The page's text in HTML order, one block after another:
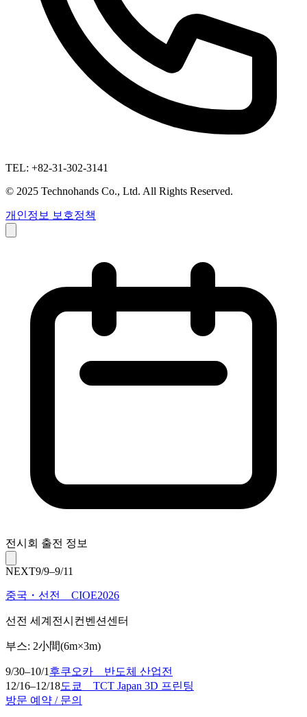
TEL: +82-31-302-3141
© 2025 Technohands Co., Ltd. All Rights Reserved.
개인정보 보호정책
전시회 출전 정보
NEXT9/9–9/11
중국・선전 CIOE2026
선전 세계전시컨벤션센터
부스: 2小間(6m×3m)
9/30–10/1 후쿠오카 반도체 산업전
12/16–12/18도쿄 TCT Japan 3D 프린팅
방문 예약 / 문의